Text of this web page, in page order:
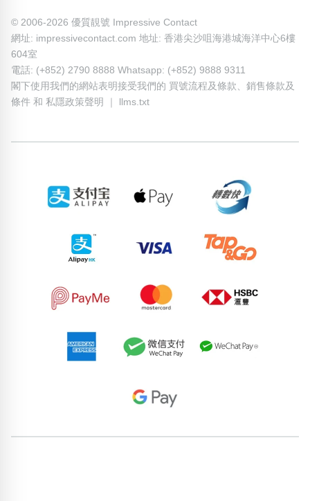
© 2006-2026 優質靚號 Impressive Contact
網址: impressivecontact.com 地址: 香港尖沙咀海港城海洋中心6樓
604室
電話: (+852) 2790 8888 Whatsapp: (+852) 9888 9311
閣下使用我們的網站表明接受我們的 買號流程及條款
銷售條款及
條件 和 私隱政策聲明 llms.txt